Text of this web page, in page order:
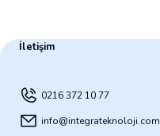
İletişim
0216 372 10 77
info@integrateknoloji.com